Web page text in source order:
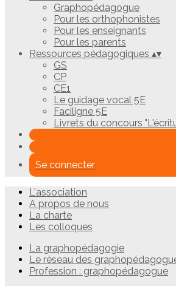
Graphopédagogue
Pour les orthophonistes
Pour les enseignants
Pour les parents
Ressources pédagogiques ▴▾
GS
CP
CE1
Le guidage vocal 5E
Faciligne 5E
Livrets du concours
Se connecter
L'association
A propos de nous
La charte
Les colloques
La graphopédagogie
Le réseau des
Profession : graphopédagogue